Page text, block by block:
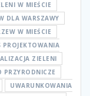
W MIEŚCIE
DLA WARSZAWY
W MIEŚCIE
PROJEKTOWANIA
ZIELENI
PRZYRODNICZE
UWARUNKOWANIA